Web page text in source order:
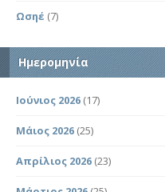
Ωσηέ (7)
Ημερομηνία
Ιούνιος 2026 (17)
Μάιος 2026 (25)
Απρίλιος 2026 (23)